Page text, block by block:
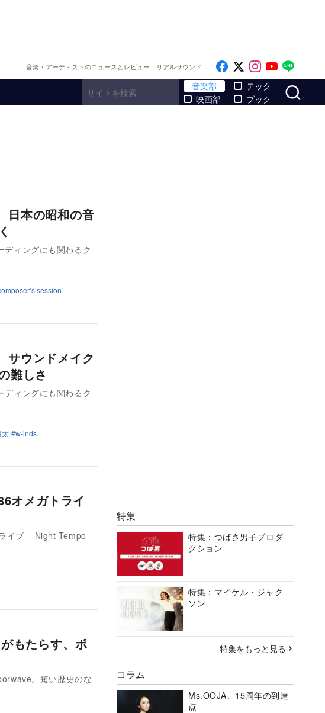
音楽・アーティストのニュースとレビュー｜リアルサウンド Like on Facebook
Follow on x
Follow on
Follow
音楽部
映画部
テック
ブック
本の昭和の音
ィングにも関わるク
session
ウンドメイク
難しさ
ィングにも関わるク
太
w-inds.
オメガトライ
イブ – Night Tempo
もたらす、ポ
。短い歴史のな
特集
特集：つばさ男子プロダ
クション
特集：マイケル・ジャク
ソン
特集をもっと見る
コラム
Ms.OOJA、15周年の到達
点